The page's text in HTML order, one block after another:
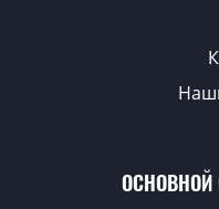
ОСНОВНОЙ